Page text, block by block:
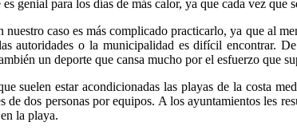
genial para los días de más calor, ya que cada vez que
caso es más complicado practicarlo, ya que al
autoridades o la municipalidad es difícil encontrar.
un deporte que cansa mucho por el esfuerzo que
suelen estar acondicionadas las playas de la costa
de dos personas por equipos. A los ayuntamientos les
la playa.